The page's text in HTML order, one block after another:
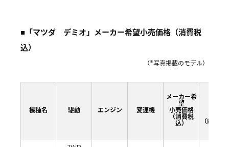
■「マツダ デミオ」メーカー希望小売価格（消費税
込）
（※写真掲載のモデル）
機種名 駆動 エンジン 変速機
メーカー希
望
小売価格
（消費税
込）
（km/L）